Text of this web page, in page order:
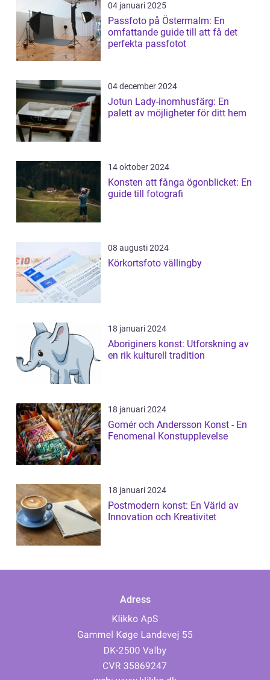
04 januari 2025
Passfoto på Östermalm: En
omfattande guide till att få det
perfekta passfotot
04 december 2024
Jotun Lady-inomhusfärg: En
palett av möjligheter för ditt hem
14 oktober 2024
Konsten att fånga ögonblicket: En
guide till fotografi
08 augusti 2024
Körkortsfoto vällingby
18 januari 2024
Aboriginers konst: Utforskning av
en rik kulturell tradition
18 januari 2024
Gomér och Andersson Konst - En
Fenomenal Konstupplevelse
18 januari 2024
Postmodern konst: En Värld av
Innovation och Kreativitet
Adress